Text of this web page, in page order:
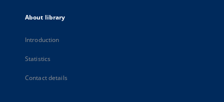
About library
Introduction
Statistics
Contact details